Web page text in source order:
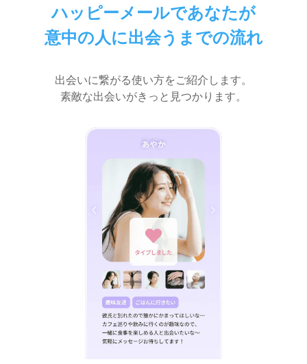
ハッピーメールであなたが
意中の人に出会うまでの流れ
出会いに繋がる使い方をご紹介します。
素敵な出会いがきっと見つかります。